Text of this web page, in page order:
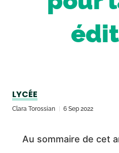
LYCÉE
Clara Torossian 6 Sep 2022
Au sommaire de cet